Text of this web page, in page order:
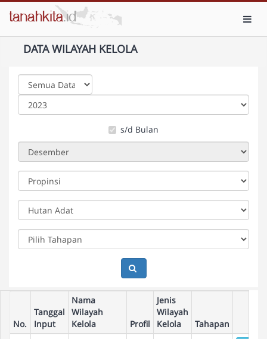
DATA WILAYAH KELOLA
s/d Bulan
No.
Tanggal
Input
Nama
Wilayah
Kelola
Profil
Jenis
Wilayah
Kelola
Tahapan